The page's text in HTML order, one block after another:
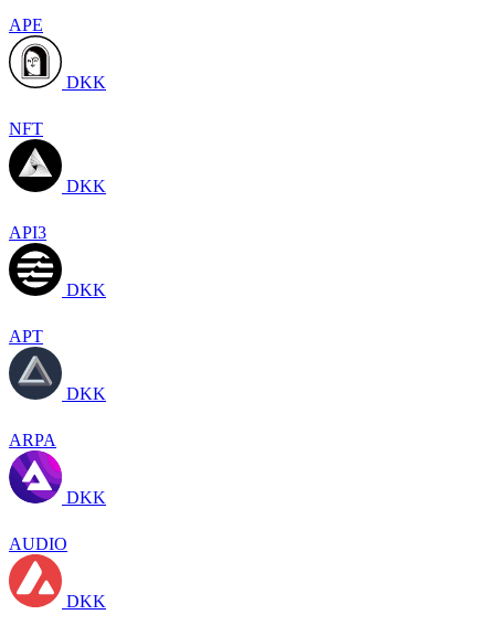
APE
DKK
NFT
DKK
API3
DKK
APT
DKK
ARPA
DKK
AUDIO
DKK